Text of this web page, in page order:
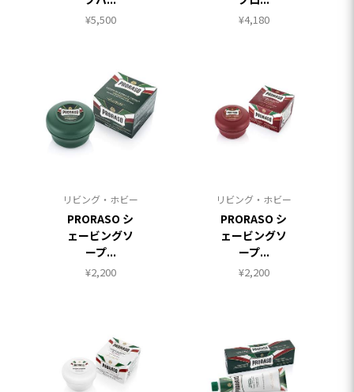
¥5,500 ¥4,180
リビング・ホビー
PRORASO シ
ェービングソ
ープ...
¥2,200
リビング・ホビー
PRORASO シ
ェービングソ
ープ...
¥2,200